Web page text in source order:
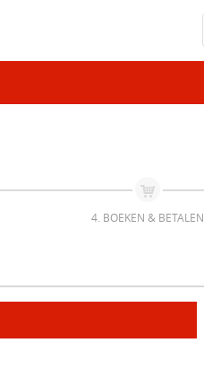
4. BOEKEN & BETALEN